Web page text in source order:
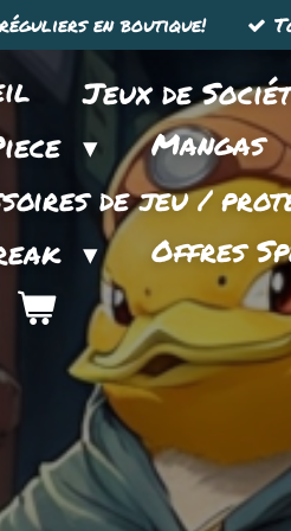
réguliers en boutique!
Jeux de
Mangas
de jeu /
Offres